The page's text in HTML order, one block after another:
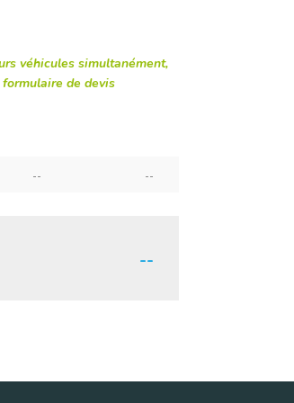
véhicules simultanément,
de devis
-- --
--